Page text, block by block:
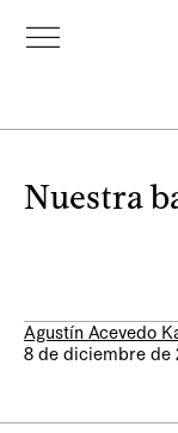
Nuestra
Agustín Acevedo
8 de diciembre de